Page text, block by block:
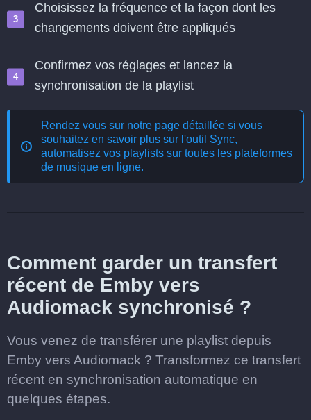
Choisissez la fréquence et la façon dont les
changements doivent être appliqués
Confirmez vos réglages et lancez la
synchronisation de la playlist
Rendez vous sur notre page détaillée si vous
souhaitez en savoir plus sur l'outil Sync,
automatisez vos playlists sur toutes les plateformes
de musique en ligne.
Comment garder un transfert
récent de Emby vers
Audiomack synchronisé ?
Vous venez de transférer une playlist depuis
Emby vers Audiomack ? Transformez ce transfert
récent en synchronisation automatique en
quelques étapes.